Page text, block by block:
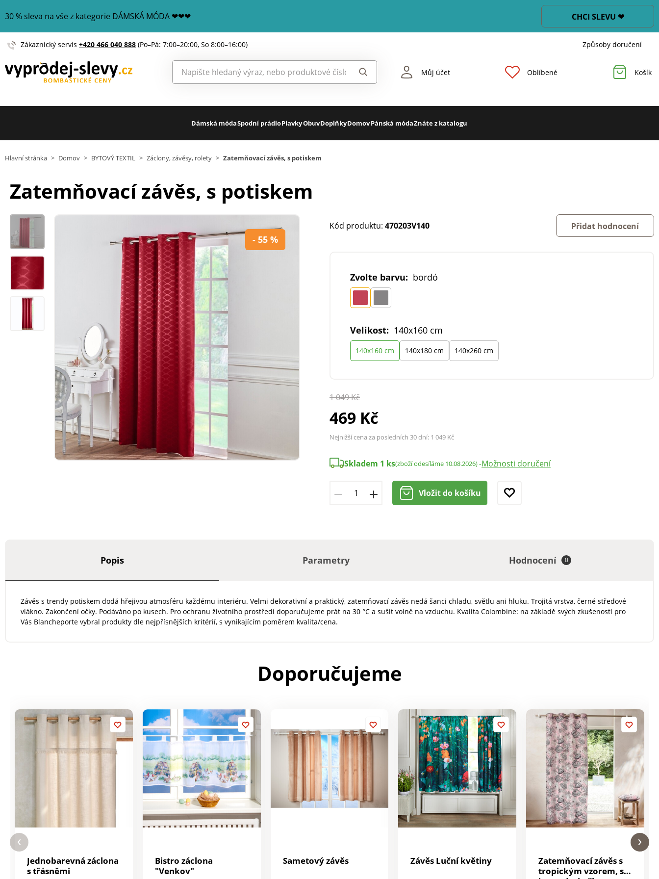
30 % sleva na vše z kategorie DÁMSKÁ MÓDA ❤❤❤ CHCI SLEVU ❤
Zákaznický servis +420 466 040 888 (Po–Pá: 7:00–20:00, So 8:00–16:00) Způsoby doručení
Můj účet Oblíbené Košík
Dámská módaSpodní prádloPlavkyObuvDoplňkyDomovPánská módaZnáte z katalogu
Hlavní stránka > Domov > BYTOVÝ TEXTIL > Záclony, závěsy, rolety > Zatemňovací závěs, s potiskem
Zatemňovací závěs, s potiskem
- 55 %
Kód produktu: 470203V140 Přidat hodnocení
Zvolte barvu: bordó
Velikost: 140x160 cm
140x160 cm 140x180 cm 140x260 cm
1 049 Kč
469 Kč
Nejnižší cena za posledních 30 dní: 1 049 Kč
Skladem 1 ks(zboží odesíláme 10.08.2026)-Možnosti doručení
Vložit do košíku
Popis Parametry Hodnocení 0
Závěs s trendy potiskem dodá hřejivou atmosféru každému interiéru. Velmi dekorativní a praktický, zatemňovací závěs nedá šanci chladu, světlu ani hluku. Trojitá vrstva, černé středové
vlákno. Zakončení očky. Podáváno po kusech. Pro ochranu životního prostředí doporučujeme prát na 30 °C a sušit volně na vzduchu. Kvalita Colombine: na základě svých zkušeností pro
Vás Blancheporte vybral produkty dle nejpřísnějších kritérií, s vynikajícím poměrem kvalita/cena.
Doporučujeme
Jednobarevná záclona
s třásněmi
Bistro záclona
"Venkov"
Sametový závěs Závěs Luční květiny
Zatemňovací závěs s
tropickým vzorem, s